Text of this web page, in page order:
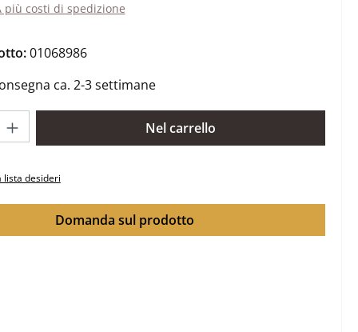
più costi di spedizione
01068986
ca. 2-3 settimane
Nel carrello
lista desideri
Domanda sul prodotto